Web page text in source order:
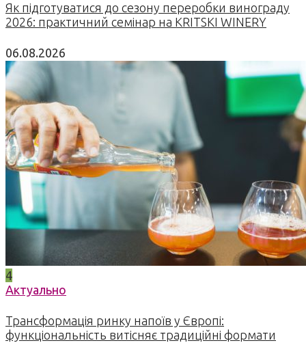
Як підготуватися до сезону переробки винограду
2026: практичний семінар на KRITSKI WINERY
06.08.2026
4
Актуально
Трансформація ринку напоїв у Європі:
функціональність витісняє традиційні формати